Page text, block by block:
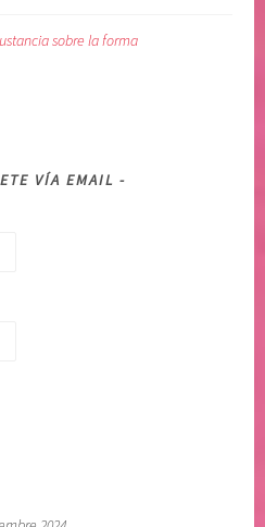
sobre la forma
VÍA EMAIL